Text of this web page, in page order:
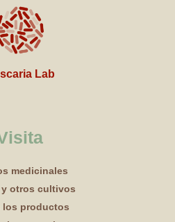
Lab
medicinales
otros cultivos
los productos